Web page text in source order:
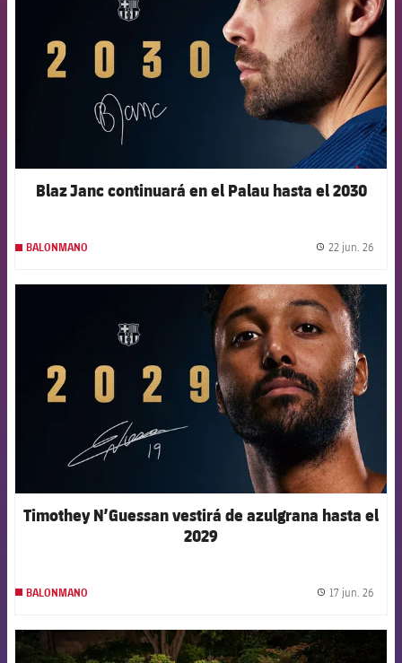
Blaz Janc continuará en el Palau hasta el 2030
BALONMANO 22 jun. 26
FCB Barcelona badge
Timothey N’Guessan vestirá de azulgrana hasta el
2029
BALONMANO 17 jun. 26
FCB Barcelona badge